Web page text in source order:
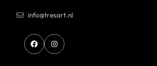
info@tresart.nl